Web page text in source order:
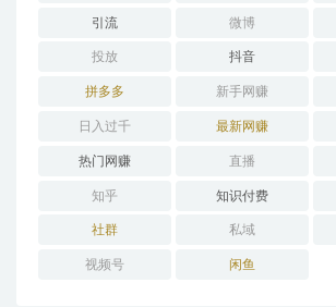
引流 微博
投放 抖音
拼多多 新手网赚
日入过千 最新网赚
热门网赚 直播
知乎 知识付费
社群 私域
视频号 闲鱼